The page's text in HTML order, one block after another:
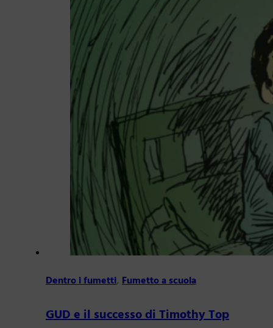
Dentro i fumetti,Fumetto a scuola
GUD e il successo di Timothy Top